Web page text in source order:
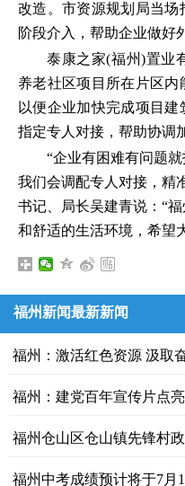
改造。市资源规划局当
阶段介入，帮助企业做好
泰康之家(福州)置业
养老社区项目所在片区内
以便企业加快完成项目
指定专人对接，帮助协调
“企业有困难有问题
我们会调配专人对接，精
书记、局长吴建青说：“
和舒适的生活环境，希望
福州新闻最新新闻
福州：激活红色资源 汲取
福州：建党百年宣传片点
福州仓山区仓山镇先锋村
福州中考成绩预计将于7月